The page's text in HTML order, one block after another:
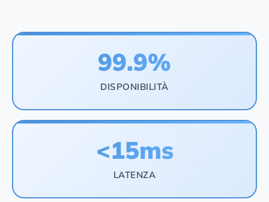
99.9%
DISPONIBILITÀ
<15ms
LATENZA